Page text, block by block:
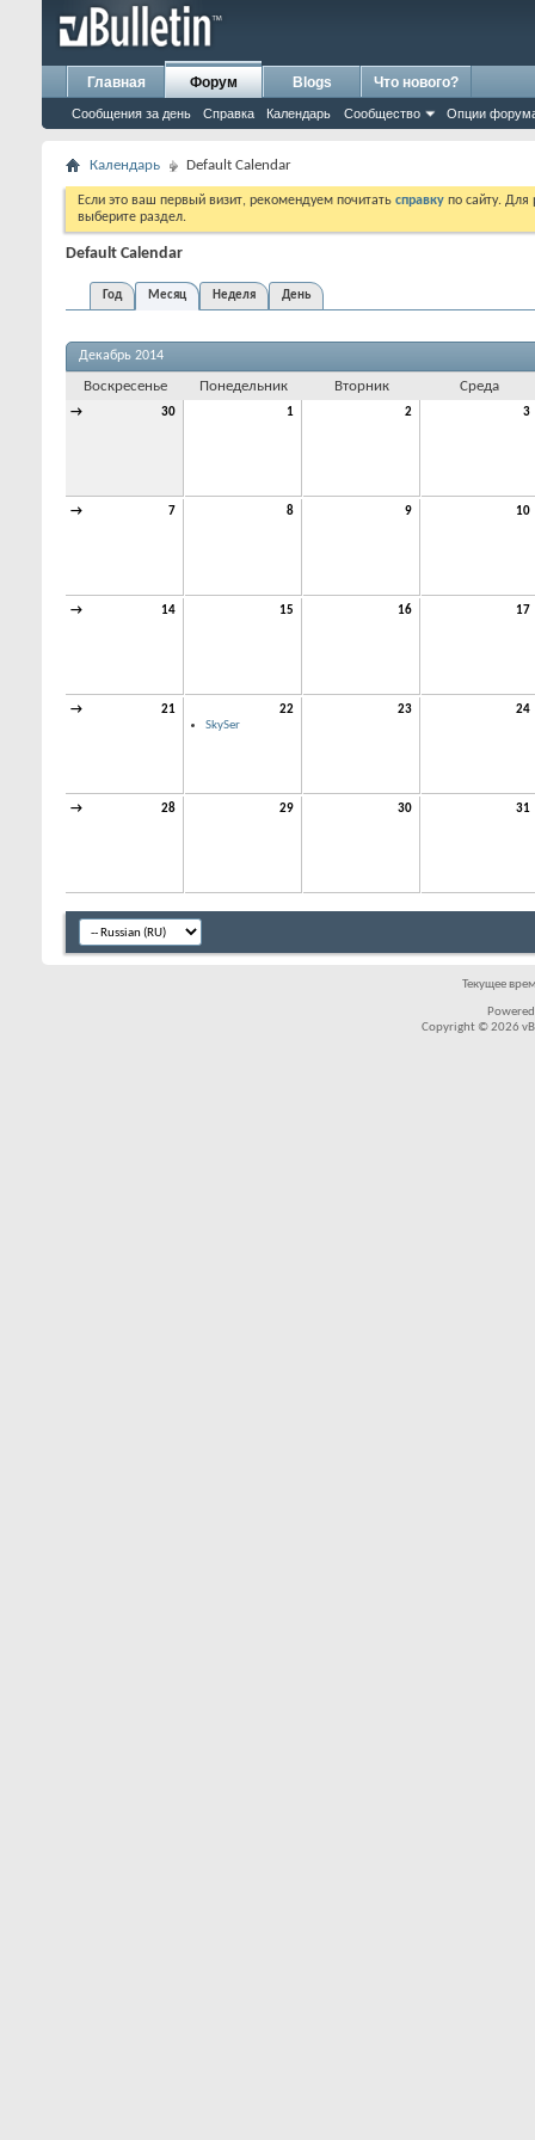
Главная Форум
Сообщения за день Справка Календарь Сообщество Опции
Blogs Что нового?
Календарь Default Calendar
Если это ваш первый визит, рекомендуем почитать справку по сайту.
выберите раздел.
Default Calendar
Год Месяц Неделя День
Декабрь 2014
Воскресенье Понедельник Вторник Среда
→ 30 1 2 3
→ 7 8 9 10
→ 14 15 16 17
→ 21
22
SkySer
23 24
→ 28 29 30 31
Текущее
Copyright © 2026